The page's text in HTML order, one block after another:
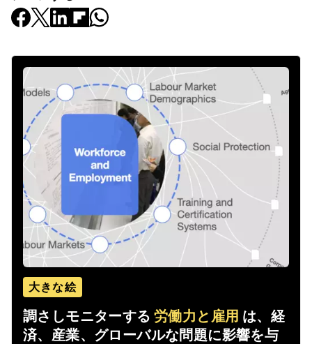
大きな絵
調さしモニターする 労働力と雇用 は、経
済、産業、グローバルな問題に影響を与